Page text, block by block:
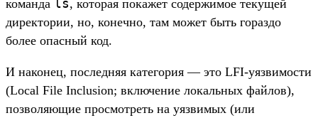
команда ls, которая покажет содержимое текущей
директории, но, конечно, там может быть гораздо
более опасный код.
И наконец, последняя категория — это LFI-уязвимости
(Local File Inclusion; включение локальных файлов),
позволяющие просмотреть на уязвимых (или